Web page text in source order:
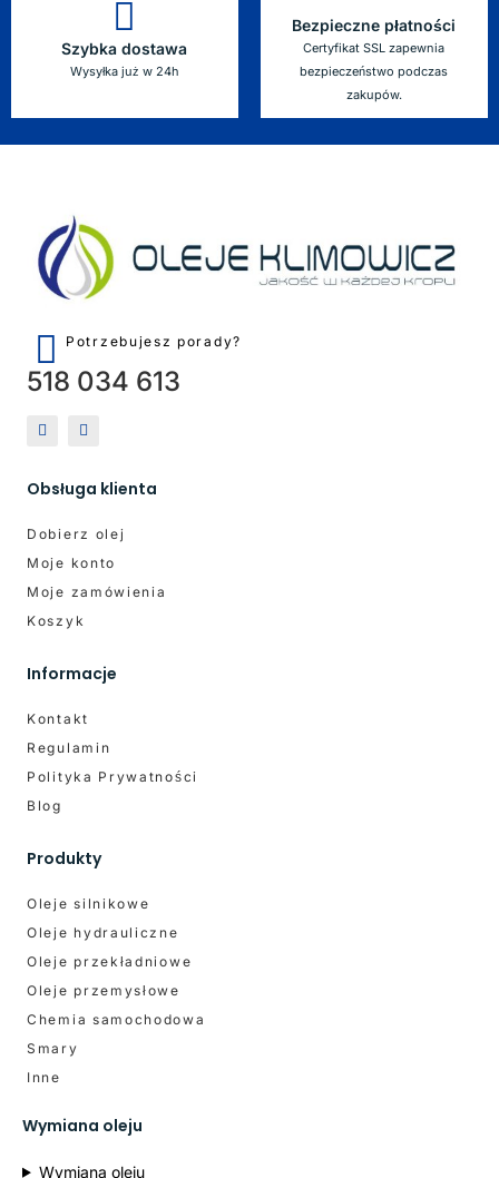
Szybka dostawa
Wysyłka już w 24h
Bezpieczne płatności
Certyfikat SSL zapewnia
bezpieczeństwo podczas
zakupów.
Potrzebujesz porady?
518 034 613
Obsługa klienta
Dobierz olej
Moje konto
Moje zamówienia
Koszyk
Informacje
Kontakt
Regulamin
Polityka Prywatności
Blog
Produkty
Oleje silnikowe
Oleje hydrauliczne
Oleje przekładniowe
Oleje przemysłowe
Chemia samochodowa
Smary
Inne
Wymiana oleju
Wymiana oleju